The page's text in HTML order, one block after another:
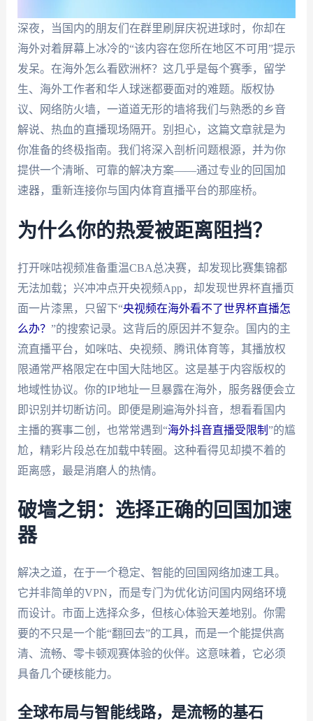
深夜，当国内的朋友们在群里刷屏庆祝进球时，你却在
海外对着屏幕上冰冷的“该内容在您所在地区不可用”提示
发呆。在海外怎么看欧洲杯？这几乎是每个赛季，留学
生、海外工作者和华人球迷都要面对的难题。版权协
议、网络防火墙，一道道无形的墙将我们与熟悉的乡音
解说、热血的直播现场隔开。别担心，这篇文章就是为
你准备的终极指南。我们将深入剖析问题根源，并为你
提供一个清晰、可靠的解决方案——通过专业的回国加
速器，重新连接你与国内体育直播平台的那座桥。
为什么你的热爱被距离阻挡？
打开咪咕视频准备重温CBA总决赛，却发现比赛集锦都
无法加载；兴冲冲点开央视频App，却发现世界杯直播页
面一片漆黑，只留下“央视频在海外看不了世界杯直播怎
么办？ ”的搜索记录。这背后的原因并不复杂。国内的主
流直播平台，如咪咕、央视频、腾讯体育等，其播放权
限通常严格限定在中国大陆地区。这是基于内容版权的
地域性协议。你的IP地址一旦暴露在海外，服务器便会立
即识别并切断访问。即便是刷遍海外抖音，想看看国内
主播的赛事二创，也常常遇到“海外抖音直播受限制 ”的尴
尬，精彩片段总在加载中转圈。这种看得见却摸不着的
距离感，最是消磨人的热情。
破墙之钥：选择正确的回国加速
器
解决之道，在于一个稳定、智能的回国网络加速工具。
它并非简单的VPN，而是专门为优化访问国内网络环境
而设计。市面上选择众多，但核心体验天差地别。你需
要的不只是一个能“翻回去”的工具，而是一个能提供高
清、流畅、零卡顿观赛体验的伙伴。这意味着，它必须
具备几个硬核能力。
全球布局与智能线路，是流畅的基石